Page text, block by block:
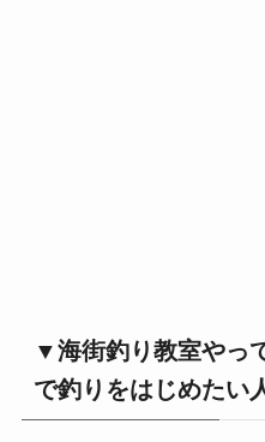
▼海街釣り教室やっ
で釣りをはじめたい